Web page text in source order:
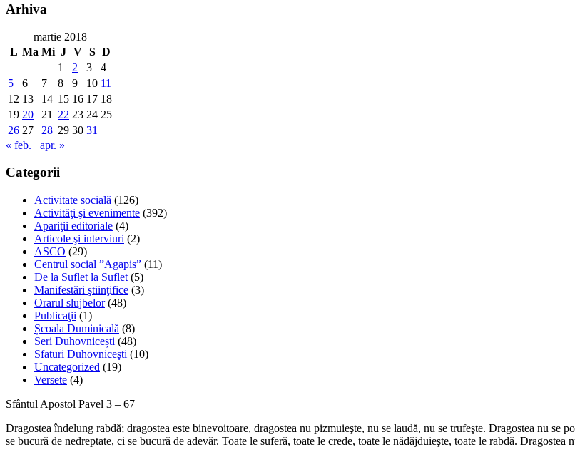
Arhiva
martie 2018
L Ma Mi J V S D
1
2 3
4
5
6 7 8 9 10 11
12 13 14 15 16 17 18
19 20 21 22 23 24 25
26 27 28 29 30 31
« feb.
apr. »
Categorii
Activitate socială (126)
Activităţi şi evenimente (392)
Apariţii editoriale (4)
Articole şi interviuri (2)
ASCO (29)
Centrul social ”Agapis” (11)
De la Suflet la Suflet (5)
Manifestări ştiinţifice (3)
Orarul slujbelor(48)
Publicaţii (1)
Școala Duminicală (8)
Seri Duhovnicești (48)
Sfaturi Duhovniceşti (10)
Uncategorized (19)
Versete (4)
Sfântul Apostol Pavel 3 – 67
Dragostea îndelung rabdă; dragostea este binevoitoare, dragostea nu pizmuieşte, nu se laudă, nu se trufeşte. Dragostea nu se
se bucură de nedreptate, ci se bucură de adevăr. Toate le suferă, toate le crede, toate le nădăjduieşte, toate le rabdă. Dragostea